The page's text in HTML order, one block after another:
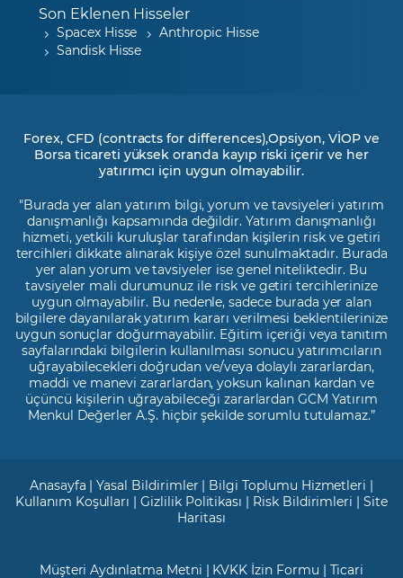
Son Eklenen Hisseler
Spacex Hisse
Anthropic Hisse
Sandisk Hisse
Forex, CFD (contracts for differences),Opsiyon, VİOP ve
Borsa ticareti yüksek oranda kayıp riski içerir ve her
yatırımcı için uygun olmayabilir.
"Burada yer alan yatırım bilgi, yorum ve tavsiyeleri yatırım
danışmanlığı kapsamında değildir. Yatırım danışmanlığı
hizmeti, yetkili kuruluşlar tarafından kişilerin risk ve getiri
tercihleri dikkate alınarak kişiye özel sunulmaktadır. Burada
yer alan yorum ve tavsiyeler ise genel niteliktedir. Bu
tavsiyeler mali durumunuz ile risk ve getiri tercihlerinize
uygun olmayabilir. Bu nedenle, sadece burada yer alan
bilgilere dayanılarak yatırım kararı verilmesi beklentilerinize
uygun sonuçlar doğurmayabilir. Eğitim içeriği veya tanıtım
sayfalarındaki bilgilerin kullanılması sonucu yatırımcıların
uğrayabilecekleri doğrudan ve/veya dolaylı zararlardan,
maddi ve manevi zararlardan, yoksun kalınan kardan ve
üçüncü kişilerin uğrayabileceği zararlardan GCM Yatırım
Menkul Değerler A.Ş. hiçbir şekilde sorumlu tutulamaz.”
Anasayfa |Yasal Bildirimler | Bilgi Toplumu Hizmetleri |
Kullanım Koşulları |Gizlilik Politikası | Risk Bildirimleri |Site
Haritası
Müşteri Aydınlatma Metni | KVKK İzin Formu | Ticari